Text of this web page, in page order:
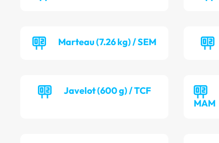
Marteau (7.26 kg) / SEM
Javelot (600 g) / TCF
MAM